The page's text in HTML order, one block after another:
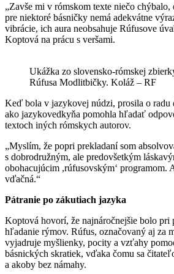
„Zavše mi v rómskom texte niečo chýbalo,
pre niektoré básničky nemá adekvátne
vibrácie, ich aura neobsahuje Rúfusove
Koptová na prácu s veršami.
Ukážka zo slovensko-rómskej
Rúfusa Modlitbičky. Koláž – RF
Keď bola v jazykovej núdzi, prosila o radu
ako jazykovedkyňa pomohla hľadať
textoch iných rómskych autorov.
„Myslím, že popri prekladaní som
s dobrodružným, ale predovšetkým
obohacujúcim ,rúfusovským‘ programom.
vďačná.“
Pátranie po zákutiach jazyka
Koptová hovorí, že najnáročnejšie bolo
hľadanie rýmov. Rúfus, označovaný aj za
vyjadruje myšlienky, pocity a vzťahy
básnických skratiek, vďaka čomu sa
a akoby bez námahy.